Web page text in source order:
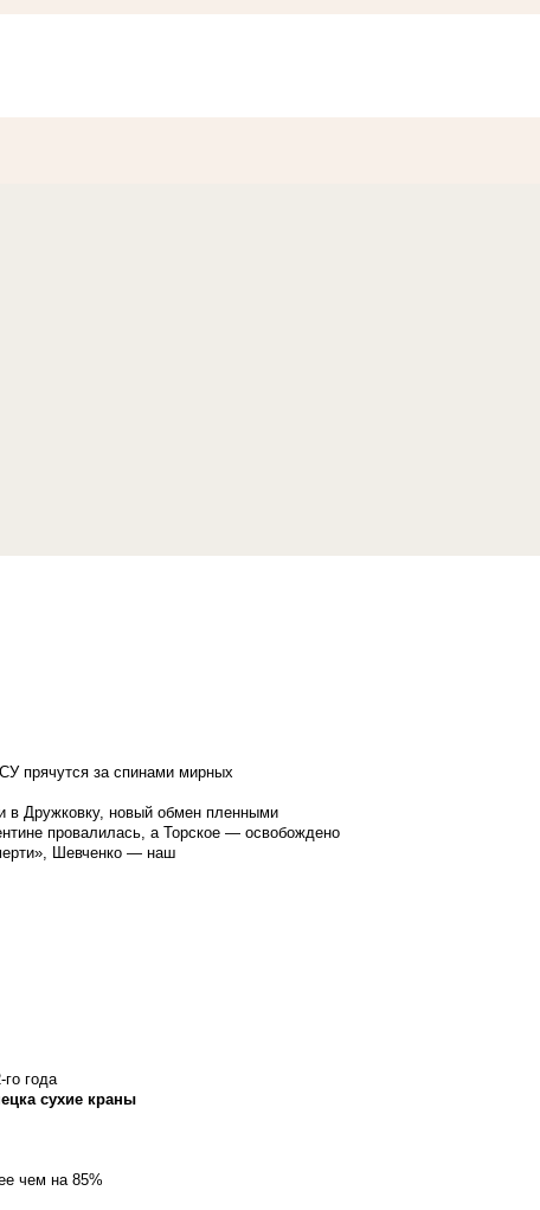
прячутся за спинами мирных
Дружковку, новый обмен пленными
провалилась, а Торское — освобождено
Шевченко — наш
года
сухие краны
чем на 85%